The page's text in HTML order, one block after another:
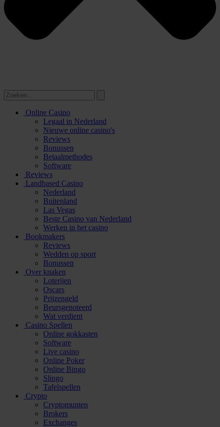
Online Casino
Legaal in Nederland
Nieuwe online casino's
Reviews
Bonussen
Betaalmethodes
Software
Reviews
Landbased Casino
Nederland
Buitenland
Las Vegas
Beste Casino van Nederland
Werken in het casino
Bookmakers
Reviews
Wedden op sport
Bonussen
Over knaken
Loterijen
Oscars
Prijzengeld
Beursgenoteerd
Wat verdient
Casino Spellen
Online gokkasten
Software
Live casino
Online Poker
Online Bingo
Slingo
Tafelspellen
Crypto
Cryptomunten
Brokers
Exchanges